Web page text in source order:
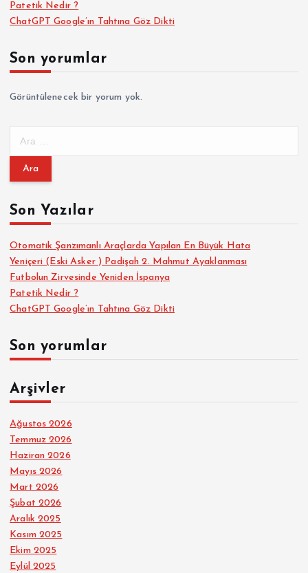
Patetik Nedir ?
ChatGPT Google’ın Tahtına Göz Dikti
Son yorumlar
Görüntülenecek bir yorum yok.
m
:Son Yazılar
Otomatik Şanzımanlı Araçlarda Yapılan En Büyük Hata
Yeniçeri (Eski Asker ) Padişah 2. Mahmut Ayaklanması
Futbolun Zirvesinde Yeniden İspanya
Patetik Nedir ?
ChatGPT Google’ın Tahtına Göz Dikti
Son yorumlar
Arşivler
Ağustos 2026
Temmuz 2026
Haziran 2026
Mayıs 2026
Mart 2026
Şubat 2026
Aralık 2025
Kasım 2025
Ekim 2025
Eylül 2025